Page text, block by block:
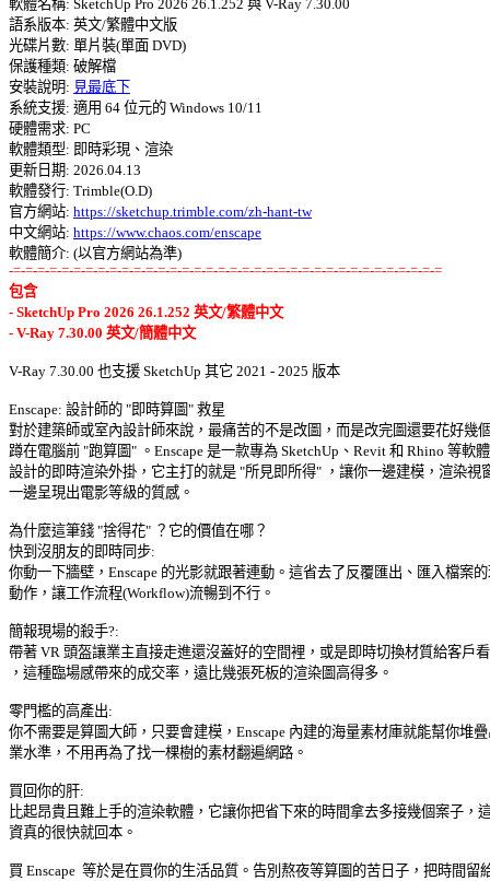
軟體名稱: SketchUp Pro 2026 26.1.252 與 V-Ray 7.30.00
語系版本: 英文/繁體中文版
光碟片數: 單片裝(單面 DVD)
保護種類: 破解檔
安裝說明: 見最底下
系統支援: 適用 64 位元的 Windows 10/11
硬體需求: PC
軟體類型: 即時彩現、渲染
更新日期: 2026.04.13
軟體發行: Trimble(O.D)
官方網站: https://sketchup.trimble.com/zh-hant-tw
中文網站: https://www.chaos.com/enscape
-=-=-=-=-=-=-=-=-=-=-=-=-=-=-=-=-=-=-=-=-=-=-=-=-=-=-=-=-=-=-=-=-=-=-=-=
包含
- SketchUp Pro 2026 26.1.252 英文/繁體中文
- V-Ray 7.30.00 英文/簡體中文
V-Ray 7.30.00 也支援 SketchUp 其它 2021 - 2025 版本
Enscape: 設計師的 "即時算圖" 救星
對於建築師或室內設計師來說，最痛苦的不是改圖，而是改完圖還要花好幾
蹲在電腦前 "跑算圖" 。Enscape 是一款專為 SketchUp、Revit 和 Rhino 等軟
設計的即時渲染外掛，它主打的就是 "所見即所得" ，讓你一邊建模，渲染視
一邊呈現出電影等級的質感。
為什麼這筆錢 "捨得花" ？它的價值在哪？
快到沒朋友的即時同步:
你動一下牆壁，Enscape 的光影就跟著連動。這省去了反覆匯出、匯入檔案
動作，讓工作流程(Workflow)流暢到不行。
簡報現場的殺手?:
帶著 VR 頭盔讓業主直接走進還沒蓋好的空間裡，或是即時切換材質給客戶
，這種臨場感帶來的成交率，遠比幾張死板的渲染圖高得多。
零門檻的高產出:
你不需要是算圖大師，只要會建模，Enscape 內建的海量素材庫就能幫你堆
業水準，不用再為了找一棵樹的素材翻遍網路。
買回你的肝:
比起昂貴且難上手的渲染軟體，它讓你把省下來的時間拿去多接幾個案子，
資真的很快就回本。
買 Enscape  等於是在買你的生活品質。告別熬夜等算圖的苦日子，把時間留